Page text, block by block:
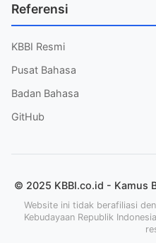
Referensi
KBBI Resmi
Pusat Bahasa
Badan Bahasa
GitHub
© 2025 KBBI.co.id - Kamus
Website ini tidak berafiliasi
Kebudayaan Republik